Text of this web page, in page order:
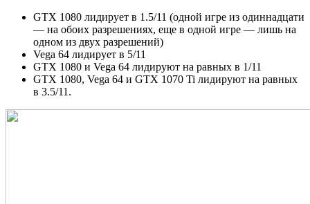
GTX 1080 лидирует в 1.5/11 (одной игре из одиннадцати
— на обоих разрешениях, еще в одной игре — лишь на
одном из двух разрешений)
Vega 64 лидирует в 5/11
GTX 1080 и Vega 64 лидируют на равных в 1/11
GTX 1080, Vega 64 и GTX 1070 Ti лидируют на равных
в 3.5/11.